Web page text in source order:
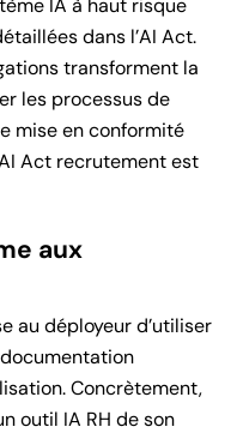
IA à haut risque
dans l’AI Act.
transforment la
les processus de
mise en conformité
Act recrutement est
aux
au déployeur d’utiliser
Concrètement,
outil IA RH de son